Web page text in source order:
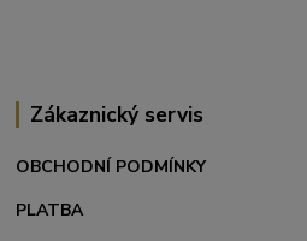
Zákaznický servis
OBCHODNÍ PODMÍNKY
PLATBA